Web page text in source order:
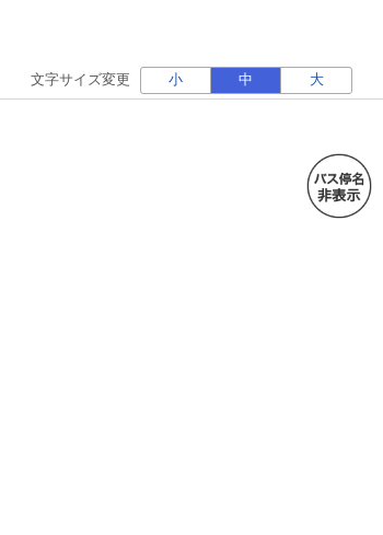
文字サイズ変更 小 中 大